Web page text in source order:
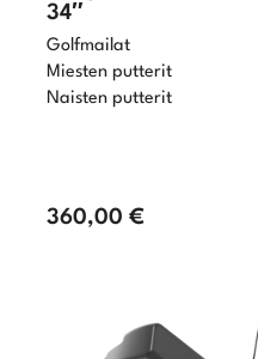
34″
Golfmailat
Miesten putterit
Naisten putterit
360,00€